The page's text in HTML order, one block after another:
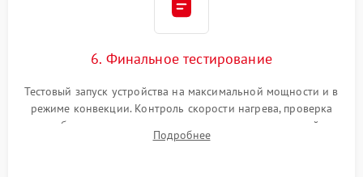
6. Финальное тестирование
Тестовый запуск устройства на максимальной мощности и в
режиме конвекции. Контроль скорости нагрева, проверка
срабатывания термостата при достижении заданной
температуры и тест на отсутствие утечек тока.
Подробнее